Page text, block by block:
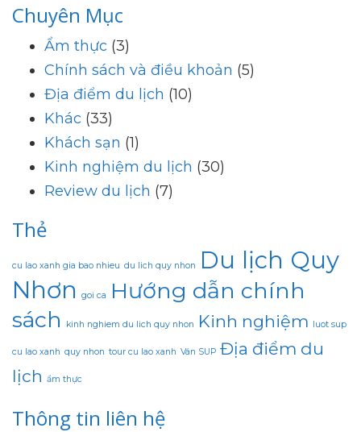
Chuyên Mục
Ẩm thực (3)
Chính sách và điều khoản (5)
Địa điểm du lịch (10)
Khác (33)
Khách sạn (1)
Kinh nghiệm du lịch (30)
Review du lịch (7)
Thẻ
cu lao xanh gia bao nhieu du lich quy nhon
Du lịch Quy
Nhơn goi ca
Hướng dẫn chính
sách
kinh nghiem du lich quy nhon Kinh nghiệm luot sup
cu lao xanh quy nhon tour cu lao xanh Ván SUP Địa điểm du
lịch ẩm thực
Thông tin liên hệ